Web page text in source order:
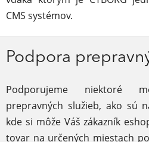
CMS systémov.
Podpora
Podporujeme niektoré
prepravných služieb, ako sú
kde si môže Váš zákazník
tovar na určených miestach